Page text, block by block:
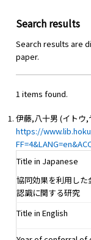
Search results
Search results are
paper.
1 items found.
伊藤,八十男 (イトウ,
https://
Title in Japanese
協同効果を利用し
認識に関する研究
Title in English